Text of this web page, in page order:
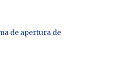
de apertura de